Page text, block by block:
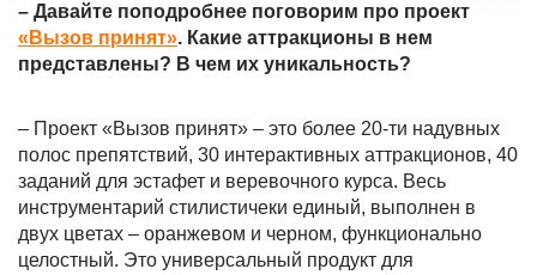
– Давайте поподробнее поговорим про проект
«Вызов принят». Какие аттракционы в нем
представлены? В чем их уникальность?
– Проект «Вызов принят» – это более 20-ти надувных
полос препятствий, 30 интерактивных аттракционов, 40
заданий для эстафет и веревочного курса. Весь
инструментарий стилистичеки единый, выполнен в
двух цветах – оранжевом и черном, функционально
целостный. Это универсальный продукт для